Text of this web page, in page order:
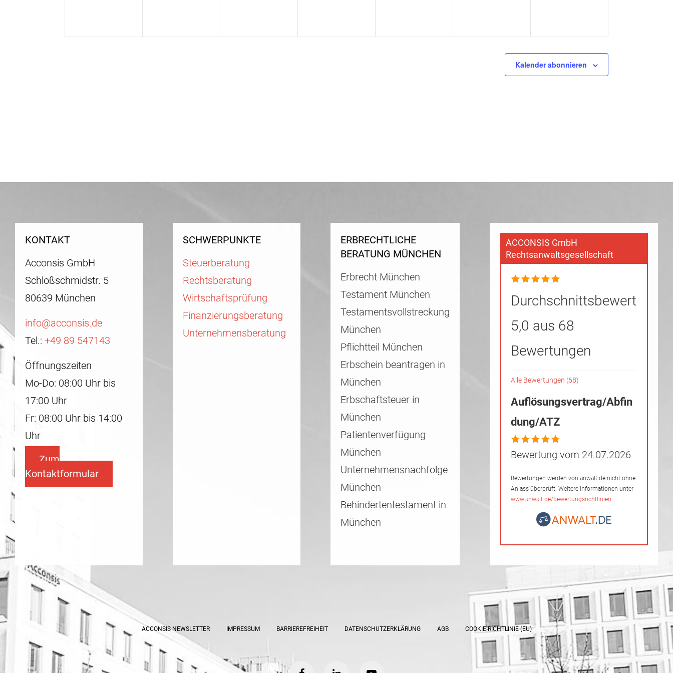
Kalender abonnieren
KONTAKT
Acconsis GmbH
Schloßschmidstr. 5
80639 München
info@acconsis.de
Tel.: +49 89 547143
Öffnungszeiten
Mo-Do: 08:00 Uhr bis
17:00 Uhr
Fr: 08:00 Uhr bis 14:00
Uhr
Zum
Kontaktformular
SCHWERPUNKTE
Steuerberatung
Rechtsberatung
Wirtschaftsprüfung
Finanzierungsberatung
Unternehmensberatung
ERBRECHTLICHE
BERATUNG MÜNCHEN
Erbrecht München
Testament München
Testamentsvollstreckung
München
Pflichtteil München
Erbschein beantragen in
München
Erbschaftsteuer in
München
Patientenverfügung
München
Unternehmensnachfolge
München
Behindertentestament in
München
ACCONSIS GmbH
Rechtsanwaltsgesellschaft
Durchschnittsbewertung
5,0 aus 68
Bewertungen
Alle Bewertungen (68)
Auflösungsvertrag/Abfin
dung/ATZ
Bewertung vom 24.07.2026
Bewertungen werden von anwalt.de nicht ohne
Anlass überprüft. Weitere Informationen unter
www.anwalt.de/bewertungsrichtlinien.
ACCONSIS NEWSLETTER IMPRESSUM BARRIEREFREIHEIT DATENSCHUTZERKLÄRUNG AGB COOKIE-RICHTLINIE (EU)